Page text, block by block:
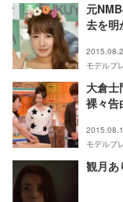
元
去を明
モデルプ
大倉士
裸々告
モデルプ
観月あ